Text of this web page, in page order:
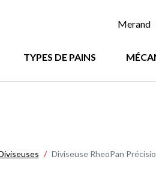
Top
Merand
TYPES DE PAINS
Diviseuse RheoPan